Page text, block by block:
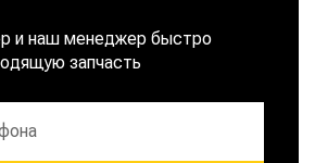
и наш менеджер быстро
запчасть